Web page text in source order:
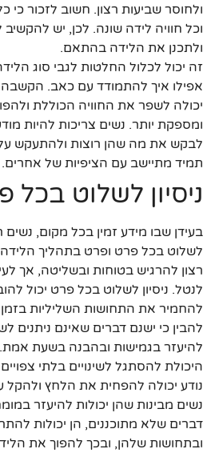
ולחוסר שביעות רצון. חשוב לזכור כי
וכל חוויה לידה שונה. לכן, יש
ולתכנן את הלידה בהתאם.
זה יכול לכלול החלטות לגבי סוג
אפילו איך להתמודד עם כאב. הקשבה
יכולה לשפר את החוויה הכוללת
ומספקת יותר. נשים צריכות להיות
לבקש את מה שהן רוצות ולהתעקש
תמיד מתיישב עם הציפיות של אחרים.
ניסיון לשלוט בכל
בעידן שבו מידע זמין בכל מקום,
לשלוט בכל פרט ופרט בתהליך
רצון להרגיש בטוחות ובשליטה, אך
לנטל. ניסיון לשלוט בכל פרט יכול
להחמיר את התחושות השליליות בזמן
להבין כי ישנם דברים שאינם ניתנים
להיעזר בגמישות ובהבנה בשעת אמת.
היכולת להסתגל לשינויים בלתי
נודע יכולה להפחית את הלחץ
נשים מבינות שהן יכולות להיעזר
דברים שלא מתוכננים, הן יכולות
ובתחושות שלהן, ובכך להפוך את